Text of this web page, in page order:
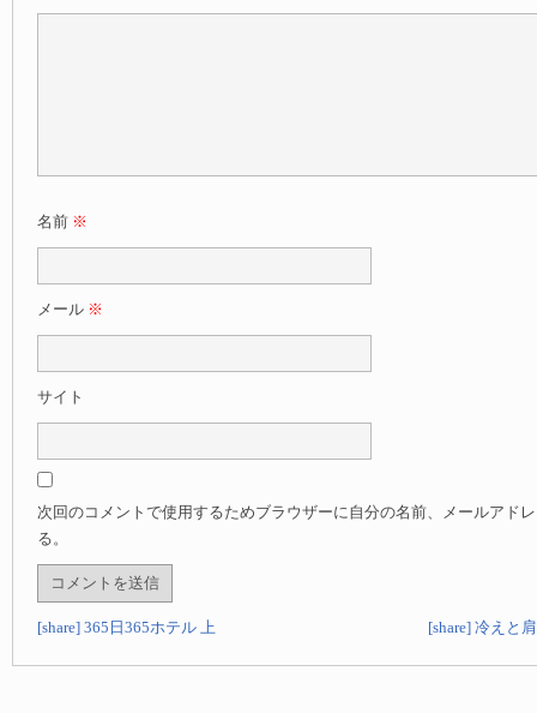
名前 ※
メール ※
サイト
次回のコメントで使用するためブラウザーに自分の名前、メールアド
る。
[share] 365日365ホテル 上 [share] 冷えと